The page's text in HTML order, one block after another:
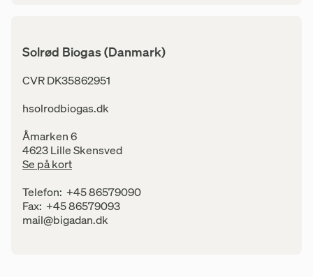
Solrød Biogas (Danmark)
Adresse
CVR DK35862951
hsolrodbiogas.dk
Åmarken 6
4623 Lille Skensved
Se på kort
Kontaktinfo
Telefon: +45 86579090
Fax: +45 86579093
E-mail:
mail@bigadan.dk